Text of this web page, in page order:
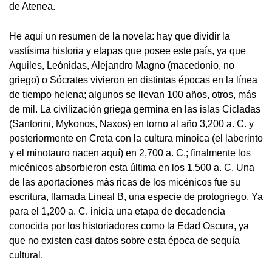
de Atenea.
He aquí un resumen de la novela: hay que dividir la
vastísima historia y etapas que posee este país, ya que
Aquiles, Leónidas, Alejandro Magno (macedonio, no
griego) o Sócrates vivieron en distintas épocas en la línea
de tiempo helena; algunos se llevan 100 años, otros, más
de mil. La civilización griega germina en las islas Cicladas
(Santorini, Mykonos, Naxos) en torno al año 3,200 a. C. y
posteriormente en Creta con la cultura minoica (el laberinto
y el minotauro nacen aquí) en 2,700 a. C.; finalmente los
micénicos absorbieron esta última en los 1,500 a. C. Una
de las aportaciones más ricas de los micénicos fue su
escritura, llamada Lineal B, una especie de protogriego. Ya
para el 1,200 a. C. inicia una etapa de decadencia
conocida por los historiadores como la Edad Oscura, ya
que no existen casi datos sobre esta época de sequía
cultural.